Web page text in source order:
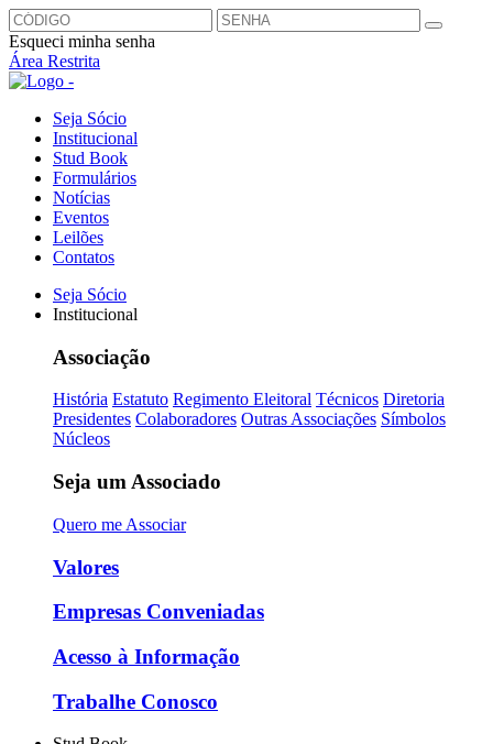
Esqueci minha senha
Área Restrita
Seja Sócio
Institucional
Stud Book
Formulários
Notícias
Eventos
Leilões
Contatos
Seja Sócio
Institucional
Associação
História Estatuto Regimento Eleitoral Técnicos Diretoria
Presidentes Colaboradores Outras Associações Símbolos
Núcleos
Seja um Associado
Quero me Associar
Valores
Empresas Conveniadas
Acesso à Informação
Trabalhe Conosco